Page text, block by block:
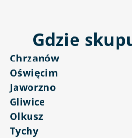
Gdzie
Chrzanów
Oświęcim
Jaworzno
Gliwice
Olkusz
Tychy